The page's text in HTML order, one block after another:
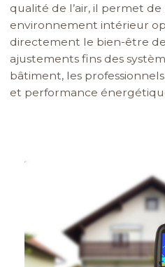
qualité de l’air, il permet
environnement intérieur
directement le bien-être
ajustements fins des
bâtiment, les
et performance